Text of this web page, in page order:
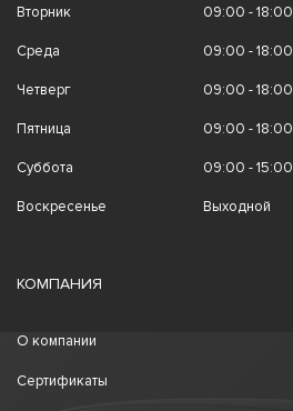
Вторник 09:00 - 18:00
Среда 09:00 - 18:00
Четверг 09:00 - 18:00
Пятница 09:00 - 18:00
Суббота 09:00 - 15:00
Воскресенье Выходной
КОМПАНИЯ
О компании
Сертификаты